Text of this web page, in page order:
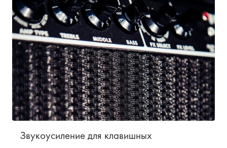
Звукоусиление для клавишных